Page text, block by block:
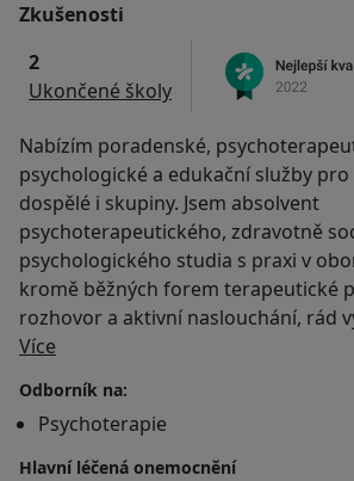
Zkušenosti
2
Ukončené školy
Nabízím poradenské,
psychologické a edukační služby
dospělé i skupiny. Jsem absolvent
psychoterapeutického, zdravotně
psychologického studia s praxi v
kromě běžných forem terapeutické
rozhovor a aktivní naslouchání, rád
terapeutické techniky a nově i práci s
projektivní sadou autorských koláží
Huptycha . Nedílnou součástí mých
naprostá diskrétnost, profesionalita
Více
Odborník na:
Psychoterapie
Hlavní léčená onemocnění